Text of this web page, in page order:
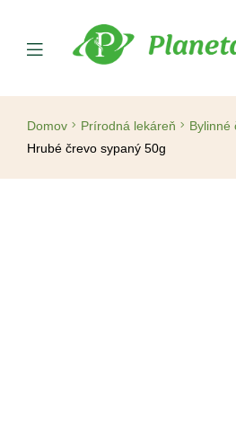
Domov Prírodná lekáreň Bylinné
Hrubé črevo sypaný 50g